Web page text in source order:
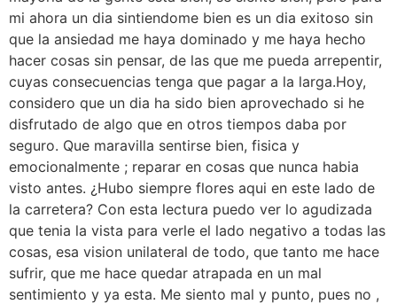
mi ahora un dia sintiendome bien es un dia exitoso sin
que la ansiedad me haya dominado y me haya hecho
hacer cosas sin pensar, de las que me pueda arrepentir,
cuyas consecuencias tenga que pagar a la larga.Hoy,
considero que un dia ha sido bien aprovechado si he
disfrutado de algo que en otros tiempos daba por
seguro. Que maravilla sentirse bien, fisica y
emocionalmente ; reparar en cosas que nunca habia
visto antes. ¿Hubo siempre flores aqui en este lado de
la carretera? Con esta lectura puedo ver lo agudizada
que tenia la vista para verle el lado negativo a todas las
cosas, esa vision unilateral de todo, que tanto me hace
sufrir, que me hace quedar atrapada en un mal
sentimiento y ya esta. Me siento mal y punto, pues no ,